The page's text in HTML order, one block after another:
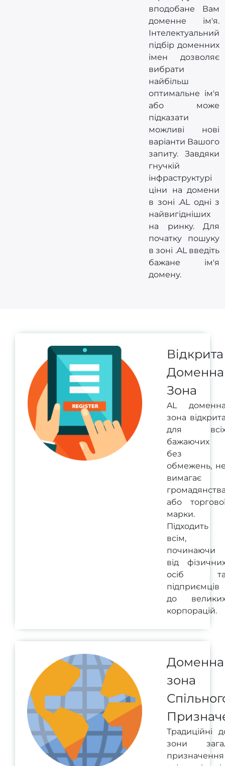
вподобане Вам
доменне ім'я.
Інтелектуальний
підбір доменних
імен дозволяє
вибрати
найбільш
оптимальне ім'я
або може
підказати
можливі нові
варіанти Вашого
запиту. Завдяки
гнучкій
інфраструктурі
ціни на домени
в зоні .AL одні з
найвигідніших
на ринку. Для
початку пошуку
в зоні .AL введіть
бажане ім'я
домену.
Відкрита
Доменна
Зона
AL
зона
для
бажаючих
без
обмежень,
вимагає
або
марки.
Підходить
всім,
починаючи
від
осіб
підприємців
до
корпорацій.
Доменна
зона
Традиційні
зони